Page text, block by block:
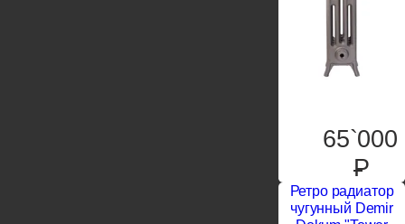
65`000
P
Ретро радиатор
чугунный Demir